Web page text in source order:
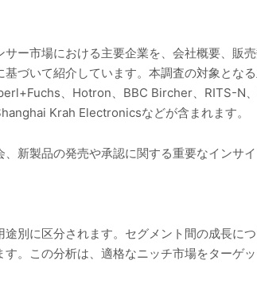
ー市場における主要企業を、会社概要、販
づいて紹介しています。本調査の対象とな
、Hotron、BBC Bircher、RITS-N
Krah Electronicsなどが含まれます。
新製品の発売や承認に関する重要なインサイ
別に区分されます。セグメント間の成長に
。この分析は、適格なニッチ市場をターゲ